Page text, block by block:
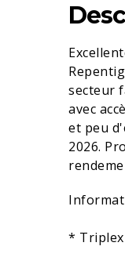
secteur
avec
et peu
2026.
* Triplex